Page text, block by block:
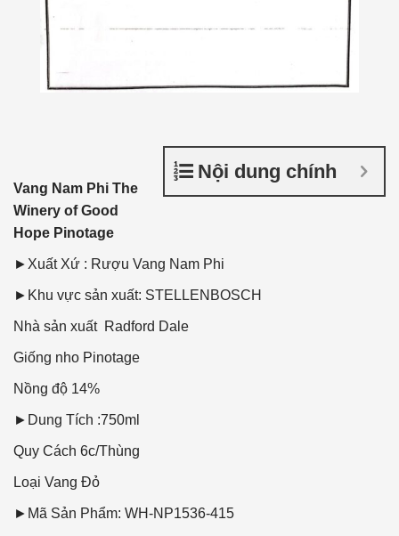
Nội dung chính
Vang Nam Phi The
Winery of Good
Hope Pinotage
►Xuất Xứ : Rượu Vang Nam Phi
►Khu vực sản xuất: STELLENBOSCH
Nhà sản xuất Radford Dale
Giống nho Pinotage
Nồng độ 14%
►Dung Tích :750ml
Quy Cách 6c/Thùng
Loại Vang Đỏ
►Mã Sản Phẩm: WH-NP1536-415